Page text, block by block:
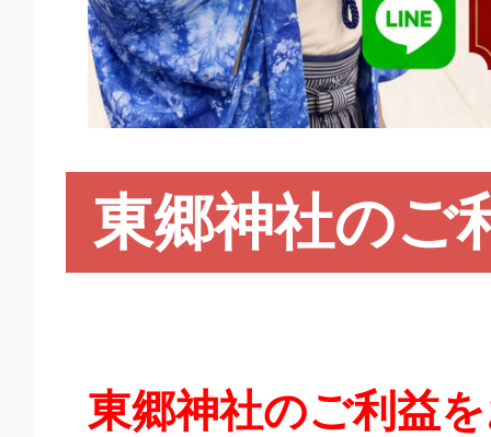
東郷神社のご
東郷神社のご利益